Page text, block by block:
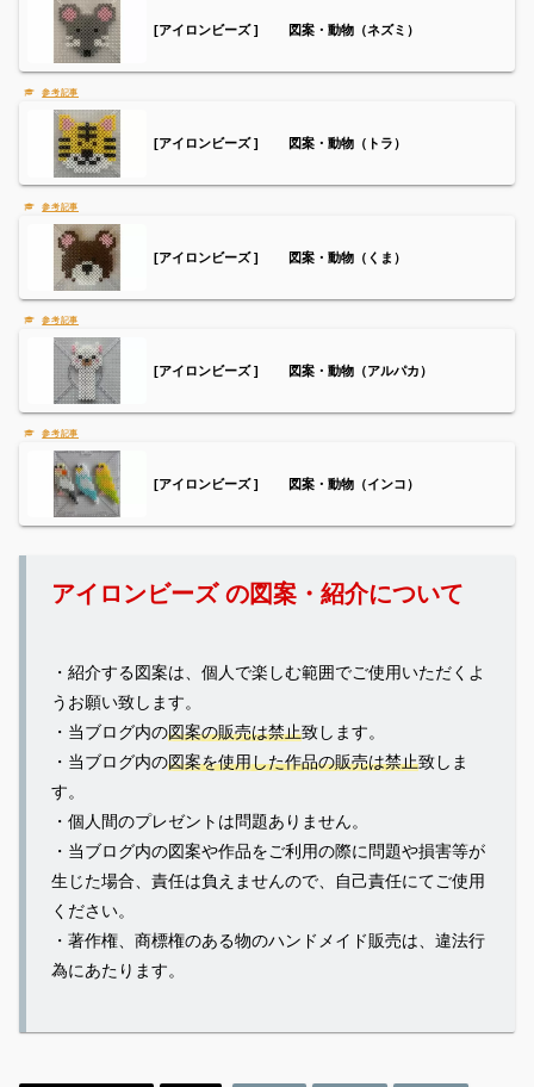
[アイロンビーズ ] 図案・動物（ネズミ）
[アイロンビーズ ] 図案・動物（トラ）
[アイロンビーズ ] 図案・動物（くま）
[アイロンビーズ ] 図案・動物（アルパカ）
[アイロンビーズ ] 図案・動物（インコ）
アイロンビーズ の図案・紹介について
・紹介する図案は、個人で楽しむ範囲でご使用いただくよ
うお願い致します。
・当ブログ内の図案の販売は禁止致します。
・当ブログ内の図案を使用した作品の販売は禁止致しま
す。
・個人間のプレゼントは問題ありません。
・当ブログ内の図案や作品をご利用の際に問題や損害等が
生じた場合、責任は負えませんので、自己責任にてご使用
ください。
・著作権、商標権のある物のハンドメイド販売は、違法行
為にあたります。